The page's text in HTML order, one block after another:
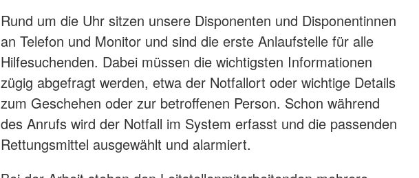
Rund um die Uhr sitzen unsere Disponenten und Disponentinnen
an Telefon und Monitor und sind die erste Anlaufstelle für alle
Hilfesuchenden. Dabei müssen die wichtigsten Informationen
zügig abgefragt werden, etwa der Notfallort oder wichtige Details
zum Geschehen oder zur betroffenen Person. Schon während
des Anrufs wird der Notfall im System erfasst und die passenden
Rettungsmittel ausgewählt und alarmiert.